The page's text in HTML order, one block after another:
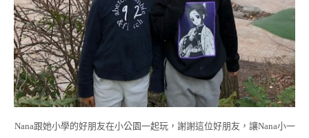
Nana跟她小學的好朋友在小公園一起玩，謝謝這位好朋友，讓Nana小一